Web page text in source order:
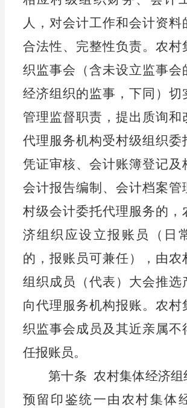
人，对会计工作和会计资料
合法性、完整性负责。农村
织监事会（含未设立监事会
经济组织的监事，下同）切
管理监督职责，提出质询和
代理服务机构受村级组织委
凭证审核、会计账簿登记及
会计报告编制、会计档案管
村级会计委托代理服务的，
济组织应设立报账员（日
的，报账员可兼任），由农
组织成员（代表）大会推选
向代理服务机构报账。农村
织监事会成员及其近亲属不
任报账员。
第十条 农村集体经济组
预留印鉴统一由 农村集体